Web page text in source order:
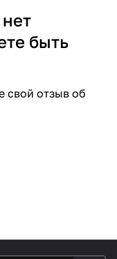
быть
свой отзыв об